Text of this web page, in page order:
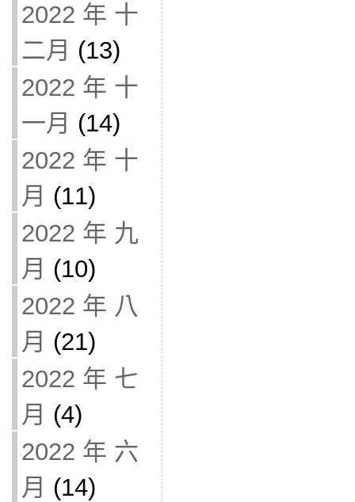
2022 年 十
二月 (13)
2022 年 十
一月 (14)
2022 年 十
月 (11)
2022 年 九
月 (10)
2022 年 八
月 (21)
2022 年 七
月 (4)
2022 年 六
月 (14)